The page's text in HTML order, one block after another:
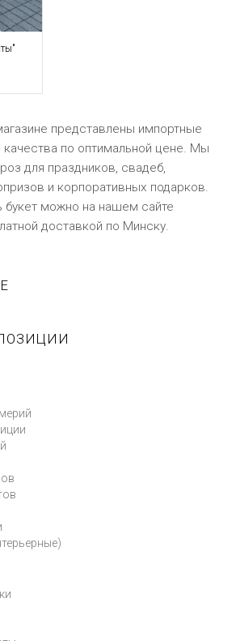
представлены импортные
по оптимальной цене. Мы
для праздников, свадеб,
и корпоративных подарков.
букет можно на нашем сайте
доставкой по Минску.